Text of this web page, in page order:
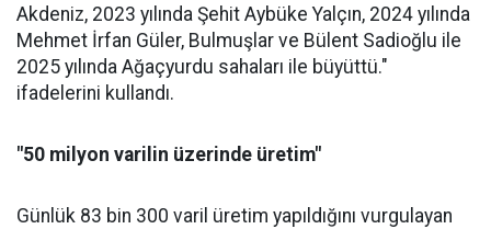
Akdeniz, 2023 yılında Şehit Aybüke Yalçın, 2024 yılında
Mehmet İrfan Güler, Bulmuşlar ve Bülent Sadioğlu ile
2025 yılında Ağaçyurdu sahaları ile büyüttü."
ifadelerini kullandı.
"50 milyon varilin üzerinde üretim"
Günlük 83 bin 300 varil üretim yapıldığını vurgulayan